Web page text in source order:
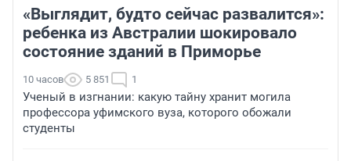
«Выглядит, будто сейчас развалится»:
ребенка из Австралии шокировало
состояние зданий в Приморье
10 часов 5 851 1
Ученый в изгнании: какую тайну хранит могила
профессора уфимского вуза, которого обожали
студенты